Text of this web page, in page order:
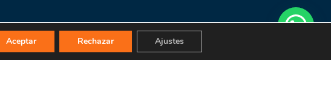
Aceptar Rechazar Ajustes